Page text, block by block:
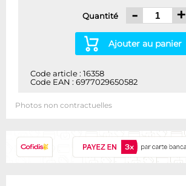
Quantité - +
Ajouter au panier
Code article : 16358
Code EAN : 6977029650582
Photos non contractuelles